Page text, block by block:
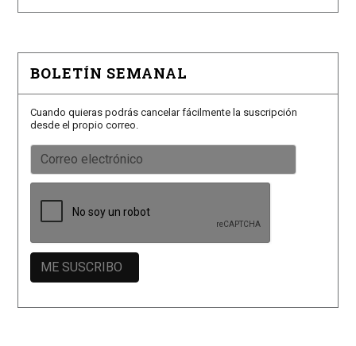
BOLETÍN SEMANAL
Cuando quieras podrás cancelar fácilmente la suscripción
desde el propio correo.